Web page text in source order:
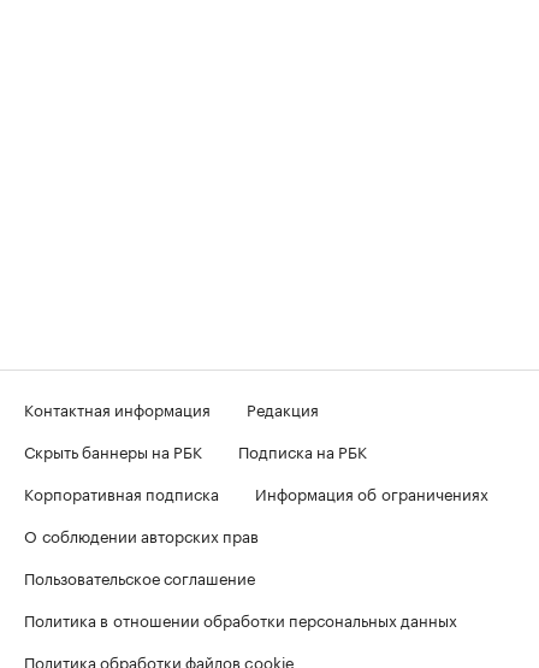
Контактная информация
Редакция
Скрыть баннеры на РБК
Подписка на РБК
Корпоративная подписка
Информация об ограничениях
О соблюдении авторских прав
Пользовательское соглашение
Политика в отношении обработки персональных данных
Политика обработки файлов cookie